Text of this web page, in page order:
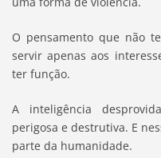
O pensamento que não
servir apenas aos
ter função.
A inteligência
perigosa e destrutiva. E
parte da humanidade.